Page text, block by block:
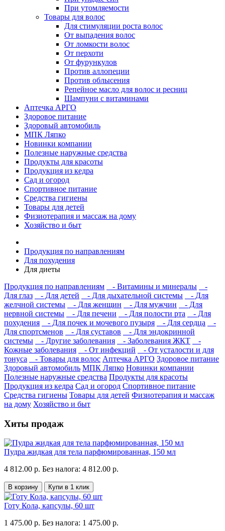
При утомляемости
Товары для волос
Для стимуляции роста волос
От выпадения волос
От ломкости волос
От перхоти
От фурункулов
Против аллопеции
Против облысения
Репейное масло для волос и ресниц
Шампуни с витаминами
Аптечка АРГО
Здоровое питание
Здоровый автомобиль
МПК Ляпко
Новинки компании
Полезные наружные средства
Продукты для красоты
Продукция из кедра
Сад и огород
Спортивное питание
Средства гигиены
Товары для детей
Физиотерапия и массаж на дому
Хозяйство и быт
Продукция по направлениям
Для похудения
Для диеты
Продукция по направлениям
- Витамины и минералы
-
Для глаз
- Для детей - Для дыхательной системы
- Для
желчной системы
- Для женщин - Для мужчин
- Для
нервной системы
- Для печени - Для полости рта
- Для
похудения
- Для почек и мочевого пузыря - Для сердца
-
Для спортсменов
- Для суставов
- Для эндокринной
системы
- Другие заболевания - Заболевания ЖКТ
-
Кожные заболевания
- От инфекций
- От усталости и для
тонуса
- Товары для волос Аптечка АРГО Здоровое питание
Здоровый автомобиль МПК Ляпко Новинки компании
Полезные наружные средства Продукты для красоты
Продукция из кедра Сад и огород Спортивное питание
Средства гигиены Товары для детей Физиотерапия и массаж
на дому Хозяйство и быт
Хиты продаж
Пудра жидкая для тела парфюмированная, 150 мл
4 812.00 р. Без налога: 4 812.00 р.
В корзину Купи в 1 клик
Готу Кола, капсулы, 60 шт
1 475.00 р. Без налога: 1 475.00 р.